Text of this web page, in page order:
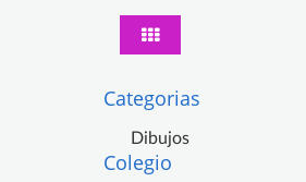
Categorias
Dibujos
Colegio